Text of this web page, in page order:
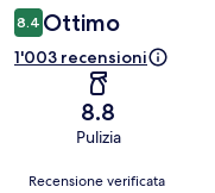
8.4 Ottimo
1'003 recensioni
8.8
Pulizia
Recensioni
Recensione verificata